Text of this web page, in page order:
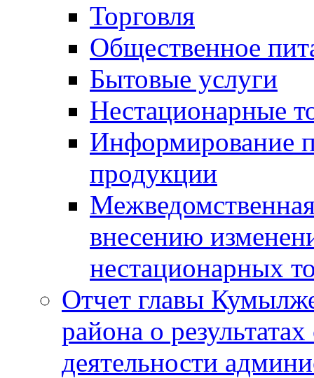
Торговля
Общественное
Бытовые услуги
Нестационарные
Информирование
продукции
внесению
нестационарных
Отчет главы
района о
деятельности